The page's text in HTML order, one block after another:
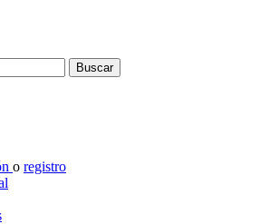
Buscar
o registro